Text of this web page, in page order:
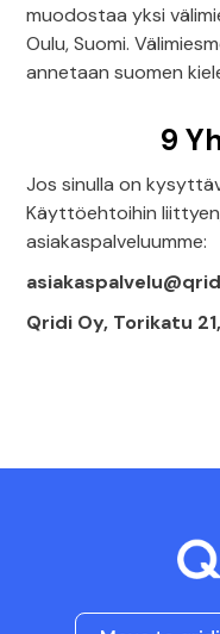
muodostaa yksi
Oulu, Suomi.
annetaan suomen
9
Jos sinulla on
Käyttöehtoihin
asiakaspalveluumme:
Qridi Oy, Torikatu